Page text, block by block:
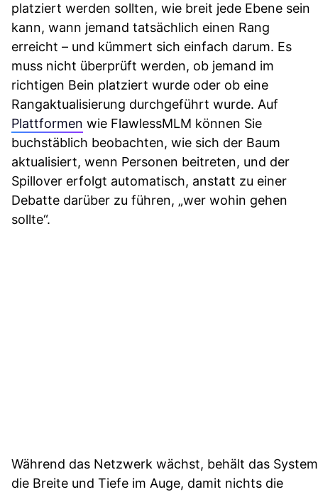
platziert werden sollten, wie breit jede Ebene sein
kann, wann jemand tatsächlich einen Rang
erreicht – und kümmert sich einfach darum. Es
muss nicht überprüft werden, ob jemand im
richtigen Bein platziert wurde oder ob eine
Rangaktualisierung durchgeführt wurde. Auf
Plattformen wie FlawlessMLM können Sie
buchstäblich beobachten, wie sich der Baum
aktualisiert, wenn Personen beitreten, und der
Spillover erfolgt automatisch, anstatt zu einer
Debatte darüber zu führen, „wer wohin gehen
sollte“.
Während das Netzwerk wächst, behält das System
die Breite und Tiefe im Auge, damit nichts die